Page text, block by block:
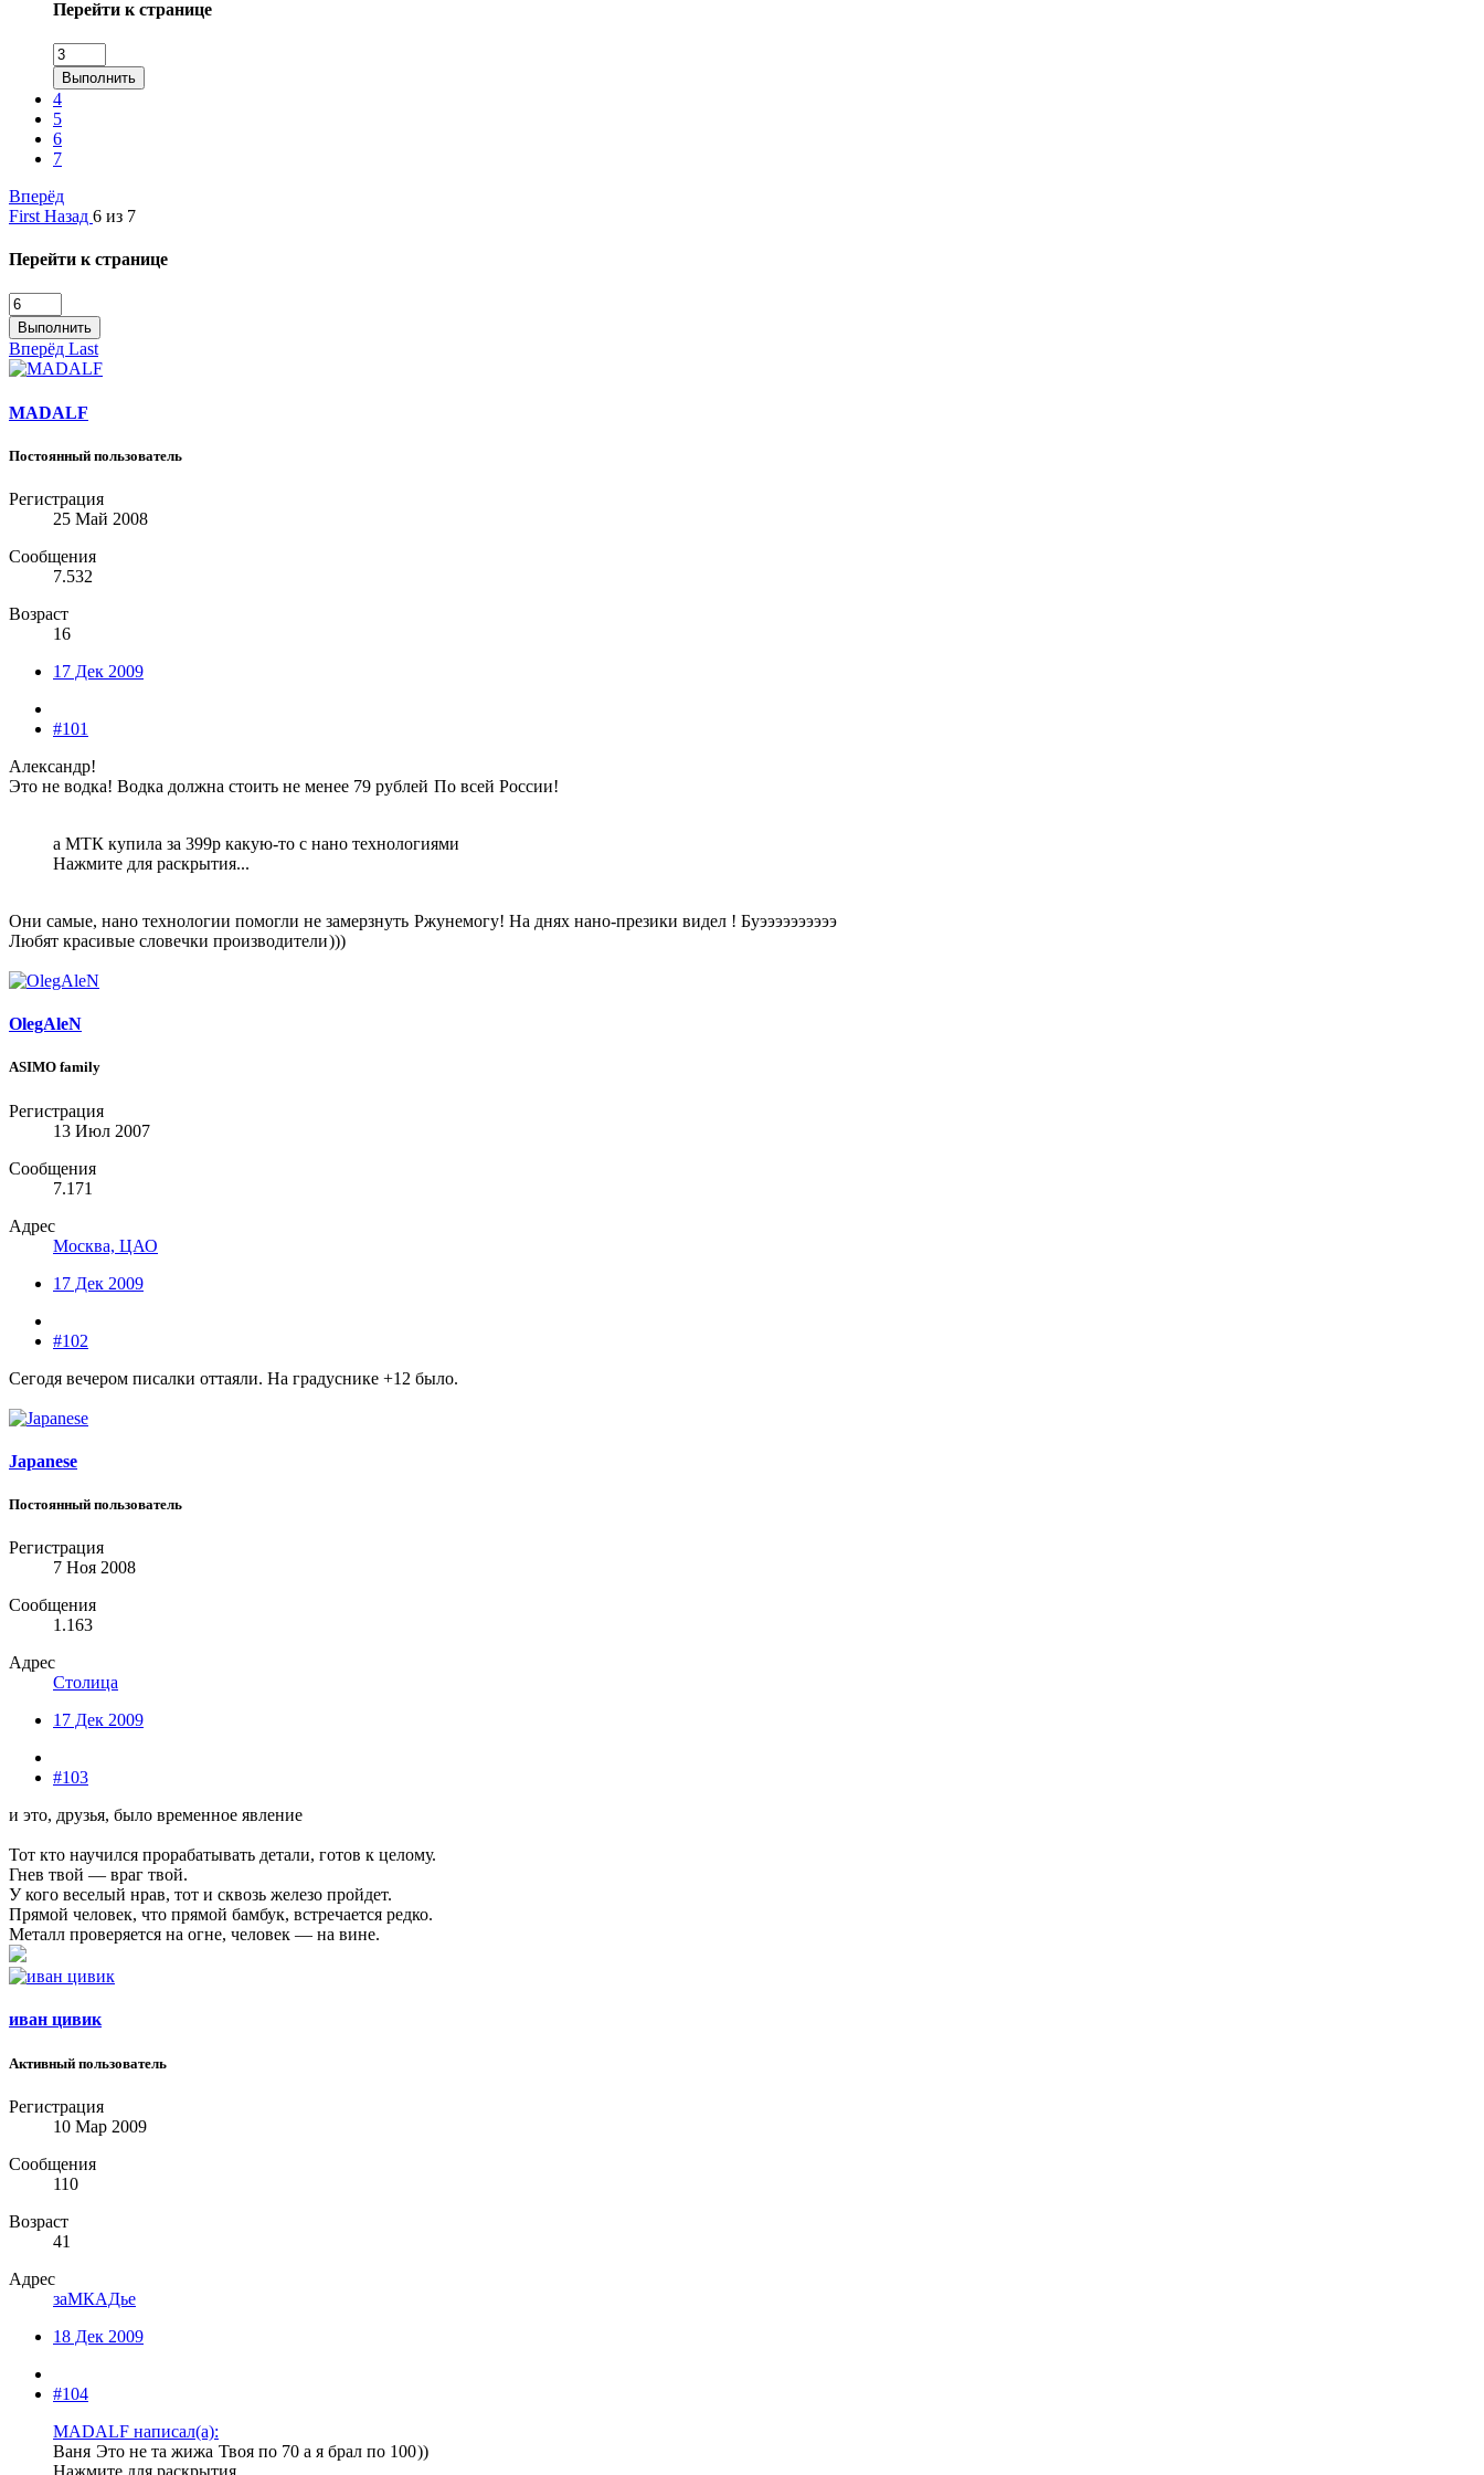
Перейти к странице
Выполнить
4
5
6
7
Вперёд
First Назад 6 из 7
Перейти к странице
Выполнить
Вперёд Last
MADALF
Постоянный пользователь
Регистрация
25 Май 2008
Сообщения
7.532
Возраст
16
17 Дек 2009
#101
Александр!
Это не водка! Водка должна стоить не менее 79 рублей По всей России!
а МТК купила за 399р какую-то с нано технологиями
Нажмите для раскрытия...
Они самые, нано технологии помогли не замерзнуть Ржунемогу! На днях нано-презики видел ! Буээээээээээ
Любят красивые словечки производители)))
OlegAleN
ASIMO family
Регистрация
13 Июл 2007
Сообщения
7.171
Адрес
Москва, ЦАО
17 Дек 2009
#102
Сегодя вечером писалки оттаяли. На градуснике +12 было.
Japanese
Постоянный пользователь
Регистрация
7 Ноя 2008
Сообщения
1.163
Адрес
Столица
17 Дек 2009
#103
и это, друзья, было временное явление
Тот кто научился прорабатывать детали, готов к целому.
Гнев твой — враг твой.
У кого веселый нрав, тот и сквозь железо пройдет.
Прямой человек, что прямой бамбук, встречается редко.
Металл проверяется на огне, человек — на вине.
иван цивик
Активный пользователь
Регистрация
10 Мар 2009
Сообщения
110
Возраст
41
Адрес
заМКАДье
18 Дек 2009
#104
MADALF написал(а):
Ваня Это не та жижа Твоя по 70 а я брал по 100))
Нажмите для раскрытия...